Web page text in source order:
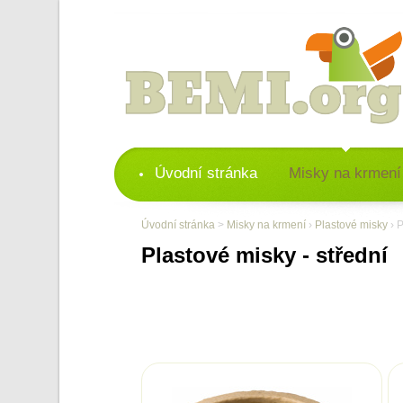
Úvodní stránka Misky na krmení
Úvodní stránka > Misky na krmení › Plastové misky ›
Plastové misky - střední